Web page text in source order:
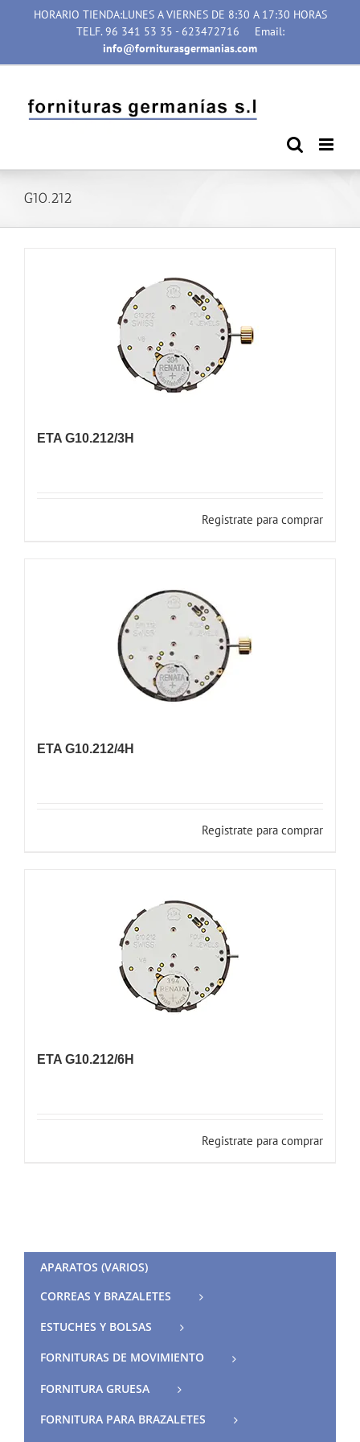
HORARIO TIENDA:LUNES A VIERNES DE 8:30 A 17:30 HORAS
TELF. 96 341 53 35 - 623472716
Email:
info@forniturasgermanias.com
G10.212
ETA G10.212/3H
Registrate para comprar
ETA G10.212/4H
Registrate para comprar
ETA G10.212/6H
Registrate para comprar
APARATOS (VARIOS)
CORREAS Y BRAZALETES
ESTUCHES Y BOLSAS
FORNITURAS DE MOVIMIENTO
FORNITURA GRUESA
FORNITURA PARA BRAZALETES